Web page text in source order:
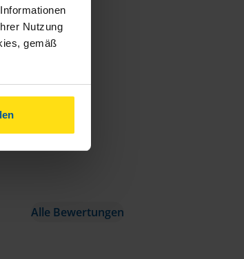
Nutzung
gemäß
Alle Bewertungen